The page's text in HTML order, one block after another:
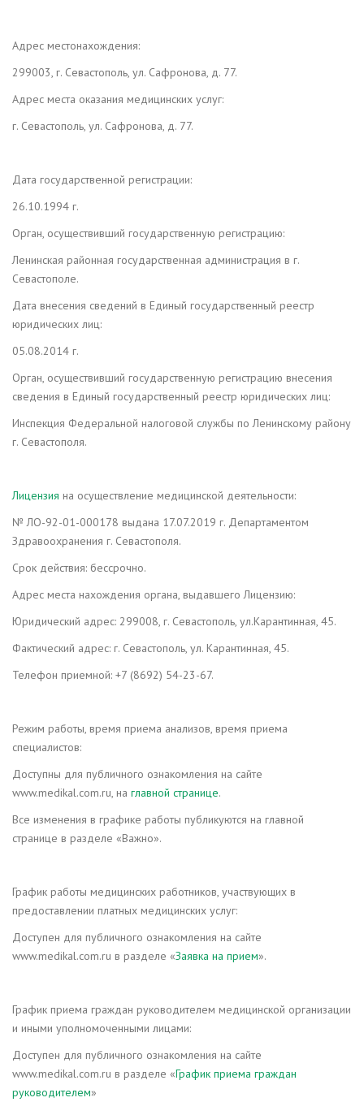
Адрес местонахождения:
299003, г. Севастополь, ул. Сафронова, д. 77.
Адрес места оказания медицинских услуг:
г. Севастополь, ул. Сафронова, д. 77.
Дата государственной регистрации:
26.10.1994 г.
Орган, осуществивший государственную регистрацию:
Ленинская районная государственная администрация в г.
Севастополе.
Дата внесения сведений в Единый государственный реестр
юридических лиц:
05.08.2014 г.
Орган, осуществивший государственную регистрацию внесения
сведения в Единый государственный реестр юридических лиц:
Инспекция Федеральной налоговой службы по Ленинскому району
г. Севастополя.
Лицензия на осуществление медицинской деятельности:
№ ЛО-92-01-000178 выдана 17.07.2019 г. Департаментом
Здравоохранения г. Севастополя.
Срок действия: бессрочно.
Адрес места нахождения органа, выдавшего Лицензию:
Юридический адрес: 299008, г. Севастополь, ул.Карантинная, 45.
Фактический адрес: г. Севастополь, ул. Карантинная, 45.
Телефон приемной: +7 (8692) 54-23-67.
Режим работы, время приема анализов, время приема
специалистов:
Доступны для публичного ознакомления на сайте
www.medikal.com.ru, на главной странице.
Все изменения в графике работы публикуются на главной
странице в разделе «Важно».
График работы медицинских работников, участвующих в
предоставлении платных медицинских услуг:
Доступен для публичного ознакомления на сайте
www.medikal.com.ru в разделе «Заявка на прием».
График приема граждан руководителем медицинской организации
и иными уполномоченными лицами:
Доступен для публичного ознакомления на сайте
www.medikal.com.ru в разделе «График приема граждан
руководителем»